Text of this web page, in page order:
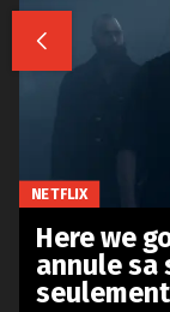

NETFLIX
Here we
annule sa